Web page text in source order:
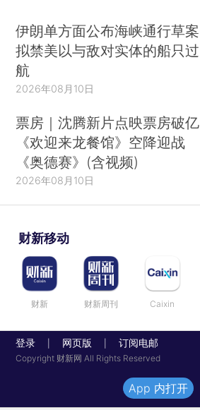
伊朗单方面公布海峡通行草案
拟禁美以与敌对实体的船只过
航
2026年08月10日
票房｜沈腾新片点映票房破亿
《欢迎来龙餐馆》空降迎战
《奥德赛》(含视频)
2026年08月10日
财新移动
财新 财新周刊 Caixin
登录 网页版 订阅电邮
Copyright 财新网 All Rights Reserved
App 内打开